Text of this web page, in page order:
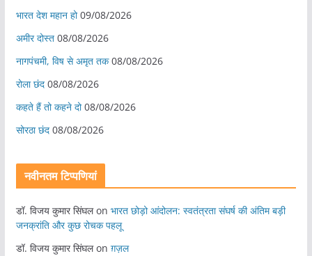
भारत देश महान हो 09/08/2026
अमीर दोस्त 08/08/2026
नागपंचमी, ​विष से अमृत तक 08/08/2026
रोला छंद 08/08/2026
कहते हैं तो कहने दो 08/08/2026
सोरठा छंद 08/08/2026
नवीनतम टिप्पणियां
डॉ. विजय कुमार सिंघलon भारत छोड़ो आंदोलन: स्वतंत्रता संघर्ष की अंतिम बड़ी
जनक्रांति और कुछ रोचक पहलू
डॉ. विजय कुमार सिंघलon ग़ज़ल